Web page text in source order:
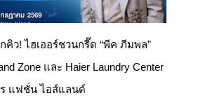
คิว! ไฮเออร์ชวนกรี๊ด “พีค ภีมพล”
Zone และ Haier Laundry Center
แฟชั่น ไอส์แลนด์